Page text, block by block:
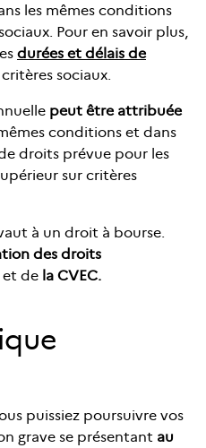
les mêmes conditions
Pour en savoir plus,
durées et délais de
sociaux.
peut être attribuée
conditions et dans
droits prévue pour les
sur critères
à un droit à bourse.
des droits
et de la CVEC.
puissiez poursuivre vos
grave se présentant au